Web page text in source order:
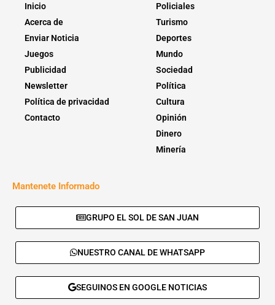
Inicio
Acerca de
Enviar Noticia
Juegos
Publicidad
Newsletter
Política de privacidad
Contacto
Policiales
Turismo
Deportes
Mundo
Sociedad
Política
Cultura
Opinión
Dinero
Minería
Mantenete Informado
GRUPO EL SOL DE SAN JUAN
NUESTRO CANAL DE WHATSAPP
SEGUINOS EN GOOGLE NOTICIAS